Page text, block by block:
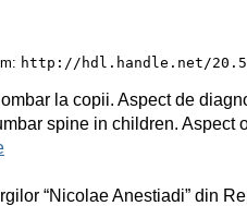
http://hdl.handle.net/
la copii. Aspect de
spine in children. Aspect
“Nicolae Anestiadi” din